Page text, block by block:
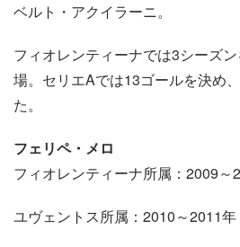
ベルト・アクイラーニ。
フィオレンティーナでは3シーズ
場。セリエAでは13ゴールを決め
た。
フェリペ・メロ
フィオレンティーナ所属：2009～
ユヴェントス所属：2010～2011年